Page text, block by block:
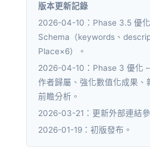
版本更新記錄
2026-04-10：Phase 3.5 優
Schema（keywords、
Place×6）。
2026-04-10：Phase 3 優化
作者歸屬、強化數值化成果、
前瞻分析。
2026-03-21：更新外部連結
2026-01-19：初版發布。